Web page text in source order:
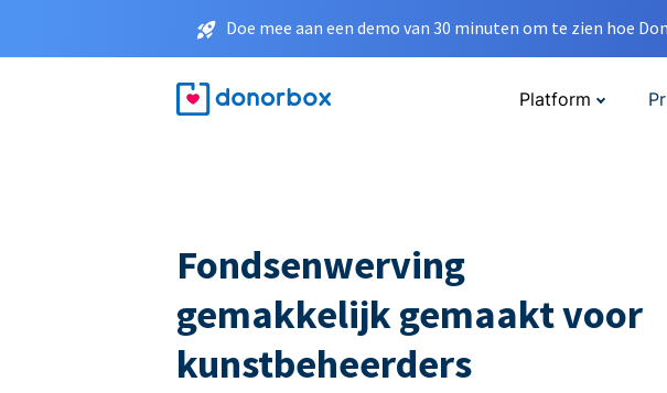
Doe mee aan een demo van 30 minuten om te zien hoe
Platform
Fondsenwerving
gemakkelijk gemaakt voor
kunstbeheerders